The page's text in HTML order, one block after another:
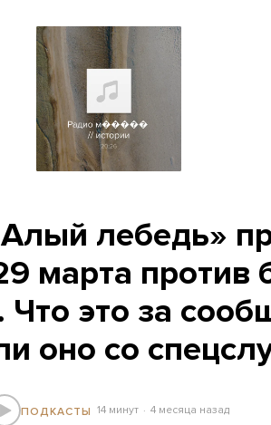
лебедь»
марта против
Что это за
оно со
ПОДКАСТЫ 14 минут 4 месяца назад